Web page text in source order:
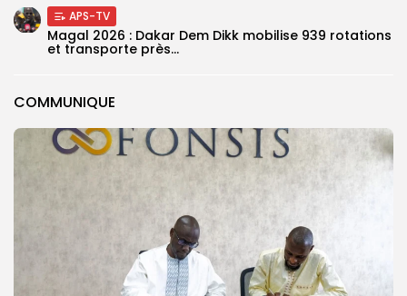
COMMUNIQUE
APS-TV
Magal 2026 : Dakar Dem Dikk mobilise 939 rotations
et transporte près...